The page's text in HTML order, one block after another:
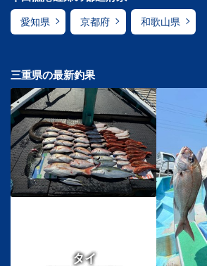
愛知県 京都府 和歌山県
三重県の最新釣果
タイ